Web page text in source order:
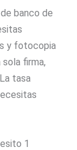
banco de
y fotocopia
firma,
tasa
1